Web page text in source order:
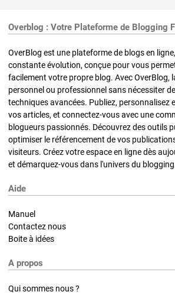
Overblog : Votre Plateforme de Blogging
OverBlog est une plateforme de blogs en
constante évolution, conçue pour vous
facilement votre propre blog. Avec OverBlog,
personnel ou professionnel sans nécessiter
techniques avancées. Publiez, personnalisez
vos articles, et connectez-vous avec une
blogueurs passionnés. Découvrez des outils
optimiser le référencement de vos
visiteurs. Créez votre espace en ligne dès
et démarquez-vous dans l'univers du
Aide
Manuel
Contactez nous
Boite à idées
A propos
Qui sommes nous ?